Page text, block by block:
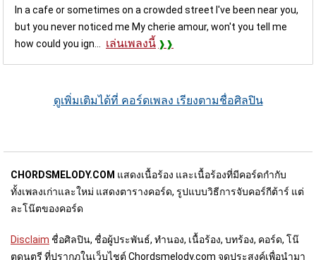
In a cafe or sometimes on a crowded street I've been near you,
but you never noticed me My cherie amour, won't you tell me
how could you ign...
เล่นเพลงนี้
ดูเพิ่มเติมได้ที่ คอร์ดเพลง เรียงตามชื่อศิลปิน
CHORDSMELODY.COM แสดงเนื้อร้อง และเนื้อร้องที่มีคอร์ดกำกับ
ทั้งเพลงเก่าและใหม่ แสดงตารางคอร์ด, รูปแบบวิธีการจับคอร์กีต้าร์ แต่
ละโน๊ตของคอร์ด
Disclaim ชื่อศิลปิน, ชื่อผู้ประพันธ์, ทำนอง, เนื้อร้อง, บทร้อง, คอร์ด, โน๊
ตดนตรี ที่ปรากฎในเว็บไชต์ Chordsmelody.com จุดประสงค์เพื่อนำมา